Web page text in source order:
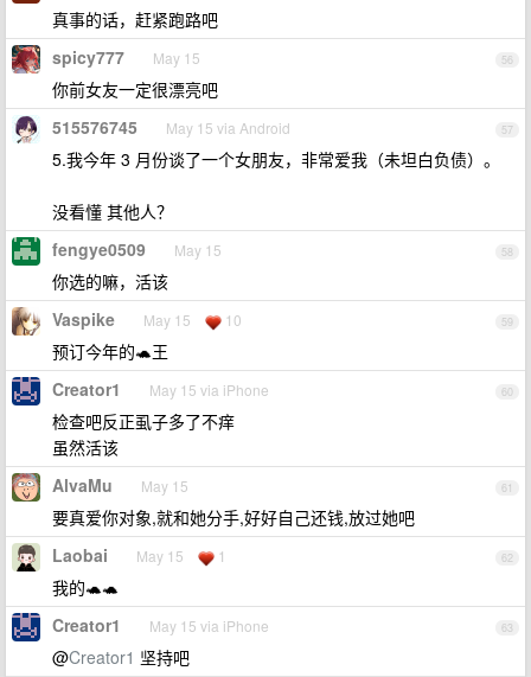
真事的话，赶紧跑路吧
56
spicy777 May 15
你前女友一定很漂亮吧
57
515576745 May 15 via Android
5.我今年 3 月份谈了一个女朋友，非常爱我（未坦白负债）。
没看懂 其他人？
58
fengye0509 May 15
你选的嘛，活该
59
Vaspike May 15 10
预订今年的🐢王
60
Creator1 May 15 via iPhone
检查吧反正虱子多了不痒
虽然活该
61
AlvaMu May 15
要真爱你对象,就和她分手,好好自己还钱,放过她吧
62
Laobai May 15 1
我的🐢🐢
63
Creator1 May 15 via iPhone
@Creator1 坚持吧